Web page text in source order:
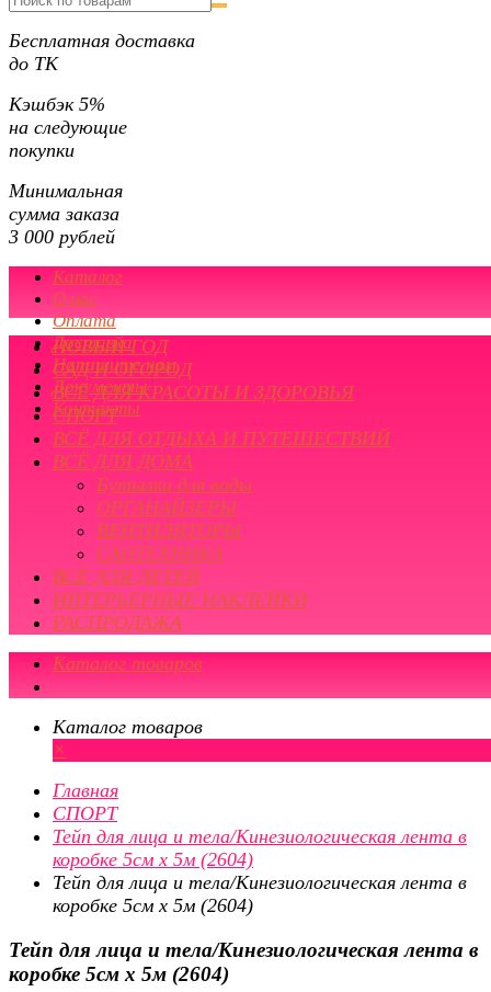
Бесплатная доставка
до ТК
Кэшбэк 5%
на следующие
покупки
Минимальная
сумма заказа
3 000 рублей
Каталог
О нас
Оплата
Доставка
Напишите нам
Документы
Контакты
НОВЫЙ ГОД
САД И ОГОРОД
ВСЁ ДЛЯ КРАСОТЫ И ЗДОРОВЬЯ
СПОРТ
ВСЁ ДЛЯ ОТДЫХА И ПУТЕШЕСТВИЙ
ВСЁ ДЛЯ ДОМА
Бутылки для воды
ОРГАНАЙЗЕРЫ
ВЕНТИЛЯТОРЫ
САНТЕХНИКА
ВСЁ ДЛЯ ДЕТЕЙ
ИНТЕРЬЕРНЫЕ НАКЛЕЙКИ
РАСПРОДАЖА
Каталог товаров
Каталог товаров
×
Главная
СПОРТ
Тейп для лица и тела/Кинезиологическая лента в
коробке 5см х 5м (2604)
Тейп для лица и тела/Кинезиологическая лента в
коробке 5см х 5м (2604)
Тейп для лица и тела/Кинезиологическая лента в
коробке 5см х 5м (2604)